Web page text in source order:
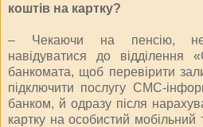
коштів на картку?
– Чекаючи на пенсію,
навідуватися до відділення
банкомата, щоб перевірити
підключити послугу СМС-
банком, й одразу після
картку на особистий мобільний